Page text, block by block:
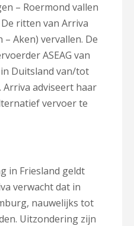
– Roermond vallen
ritten van Arriva
Aken) vervallen. De
ASEAG van
Duitsland van/tot
Arriva adviseert haar
vervoer te
in Friesland geldt
verwacht dat in
nauwelijks tot
Uitzondering zijn